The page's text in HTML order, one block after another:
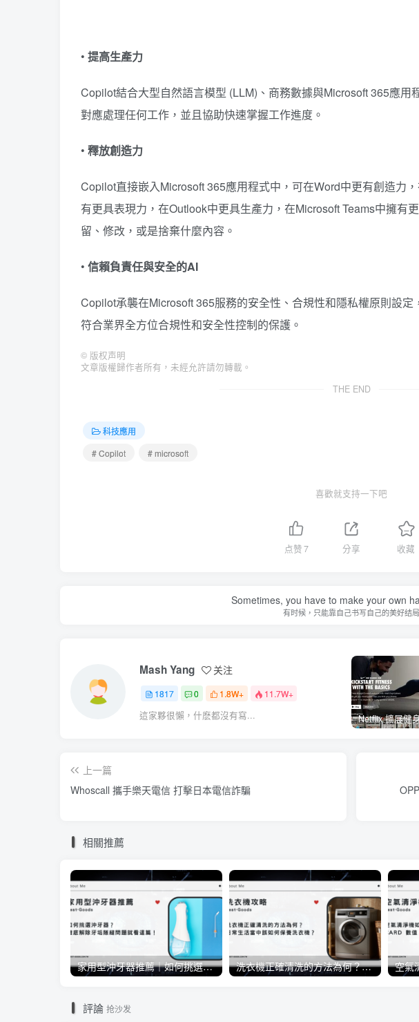
• 提高生產力​
Copilot結合大型自然語言模型 (LLM)、商務數據與Microsoft 365應
對應處理任何工作，並且協助快速掌握工作進度。
• 釋放創造力​
Copilot直接嵌入Microsoft 365應用程式中，可在Word中更有創造力
有更具表現力，在Outlook中更具生產力，在Microsoft Teams中擁有
留、修改，或是捨棄什麼內容。
• 信賴負責任與安全的AI​
Copilot承襲在Microsoft 365服務的安全性、合規性和隱私權原則設
符合業界全方位合規性和安全性控制的保護。
© 版权声明
文章版權歸作者所有，未經允許請勿轉載。
THE END
科技應用
# Copilot
# microsoft
喜歡就支持一下吧
点赞7 分享 收藏
Sometimes, you have to make your own
有时候，只能靠自己书写自己的美好结局
Mash Yang 关注
1817 0 1.8W+ 11.7W+
這家夥很懶，什麽都沒有寫...
上一篇
Whoscall 攜手樂天電信 打擊日本電信詐騙
相關推薦
家用型沖牙器推薦｜如何挑選沖牙器？徹底解除牙垢隙縫問題就看這篇！ 洗衣機正確清洗的方法為何？日常生活當中該如何保養洗衣機？
評論 抢沙发